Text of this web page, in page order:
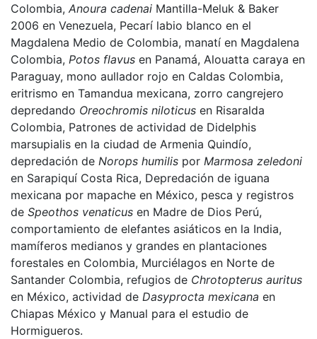
Colombia, Anoura cadenai Mantilla-Meluk & Baker
2006 en Venezuela, Pecarí labio blanco en el
Magdalena Medio de Colombia, manatí en Magdalena
Colombia, Potos flavus en Panamá, Alouatta caraya en
Paraguay, mono aullador rojo en Caldas Colombia,
eritrismo en Tamandua mexicana, zorro cangrejero
depredando Oreochromis niloticus en Risaralda
Colombia, Patrones de actividad de Didelphis
marsupialis en la ciudad de Armenia Quindío,
depredación de Norops humilis por Marmosa zeledoni
en Sarapiquí Costa Rica, Depredación de iguana
mexicana por mapache en México, pesca y registros
de Speothos venaticus en Madre de Dios Perú,
comportamiento de elefantes asiáticos en la India,
mamíferos medianos y grandes en plantaciones
forestales en Colombia, Murciélagos en Norte de
Santander Colombia, refugios de Chrotopterus auritus
en México, actividad de Dasyprocta mexicana en
Chiapas México y Manual para el estudio de
Hormigueros.